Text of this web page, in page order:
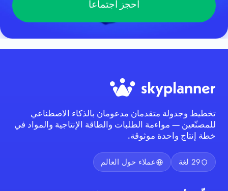
احجز اجتماعاً
تخطيط وجدولة متقدمان مدعومان بالذكاء الاصطناعي
للمصنّعين — مواءمة الطلبات والطاقة الإنتاجية والمواد في
خطة إنتاج واحدة موثوقة.
29 لغة عملاء حول العالم